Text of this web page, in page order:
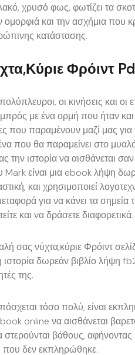
χρυσό φως, φωτίζει τα
και την ασχήμια που
κατάστασης.
Φρόιντ
οι κινήσεις και
με ένα ορμή που ήταν και
που παραμένουν μαζί μας
ένα που θα παραμείνει στο
την ιστορία να αισθάνεται
Mark είναι μια ebook λήψη
και χρησιμοποιεί
για να κάνει τα
και να δράσετε διαφορετικά.
σας νύχτα,κύριε Φρόιντ
ιστορία δωρεάν βιβλίο λήψη
της.
τόσο πολύ, είναι
online να αισθάνεται
στερούνται βάθους,
δεν εκπληρώθηκε.